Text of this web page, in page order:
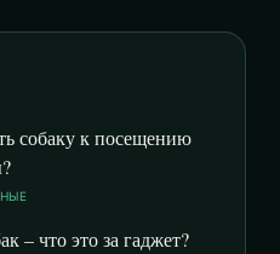
собаку к посещению
– что это за гаджет?